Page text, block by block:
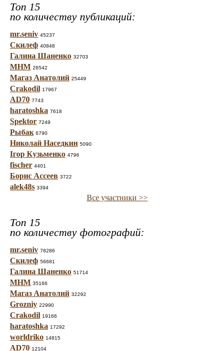
Топ 15
по количеству публикаций:
mr.seniv 45237
Скилеф 40848
Галина Шаненко 32703
МНМ 26542
Магаз Анатолий 25449
Crakodil 17967
AD70 7743
haratoshka 7618
Spektor 7249
Рыбак 6790
Николай Наседкин 5090
Ігор Кузьменко 4796
fischer 4401
Борис Ассеев 3722
alek48s 3394
Все участники >>
Топ 15
по количеству фотографий:
mr.seniv 78286
Скилеф 56681
Галина Шаненко 51714
МНМ 35166
Магаз Анатолий 32292
Grozniy 22990
Crakodil 19166
haratoshka 17292
worldriko 14815
AD70 12104